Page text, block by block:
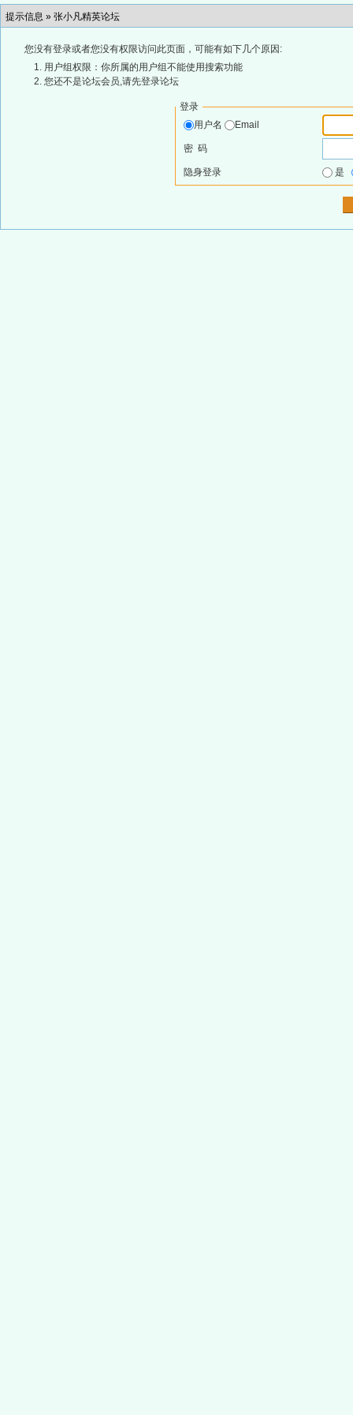
提示信息 » 张小凡精英论坛
您没有登录或者您没有权限访问此页面，可能有如下几个原因:
用户组权限：你所属的用户组不能使用搜索功能
您还不是论坛会员,请先登录论坛
登录
用户名
Email
密 码
隐身登录 是